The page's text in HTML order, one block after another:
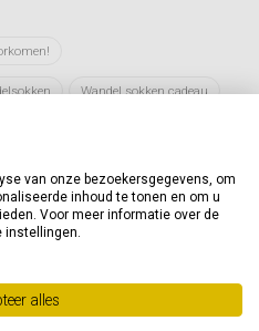
Wandel sokken cadeau
wollen sokken
acties
van onze bezoekersgegevens, om
inhoud te tonen en om u
Voor meer informatie over de
instellingen.
alles